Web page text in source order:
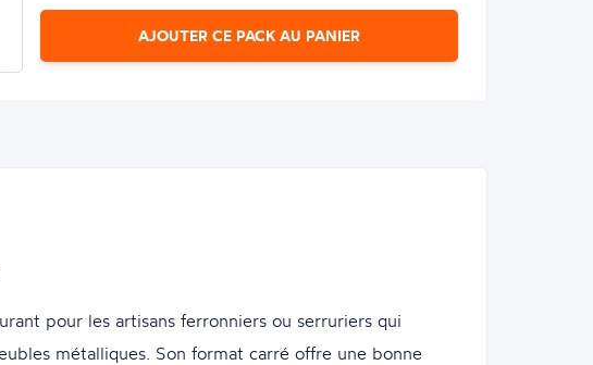
AJOUTER CE PACK AU PANIER
pour les artisans ferronniers ou serruriers qui
métalliques. Son format carré offre une bonne